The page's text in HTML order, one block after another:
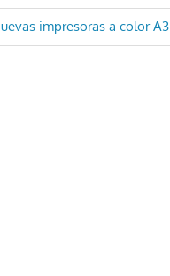
impresoras a color A3